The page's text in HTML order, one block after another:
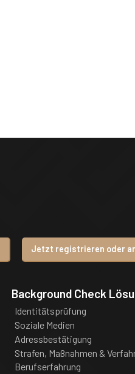
Jetzt registrieren oder
Background Check
Identitätsprüfung
Soziale Medien
Adressbestätigung
Strafen, Maßnahmen &
Berufserfahrung